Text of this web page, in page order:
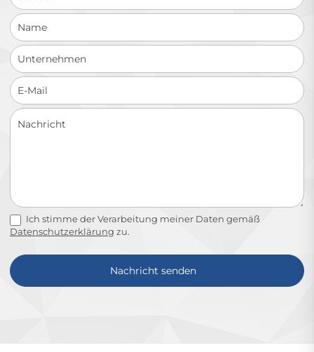
Ich stimme der Verarbeitung meiner Daten gemäß
Datenschutzerklärung zu.
Nachricht senden